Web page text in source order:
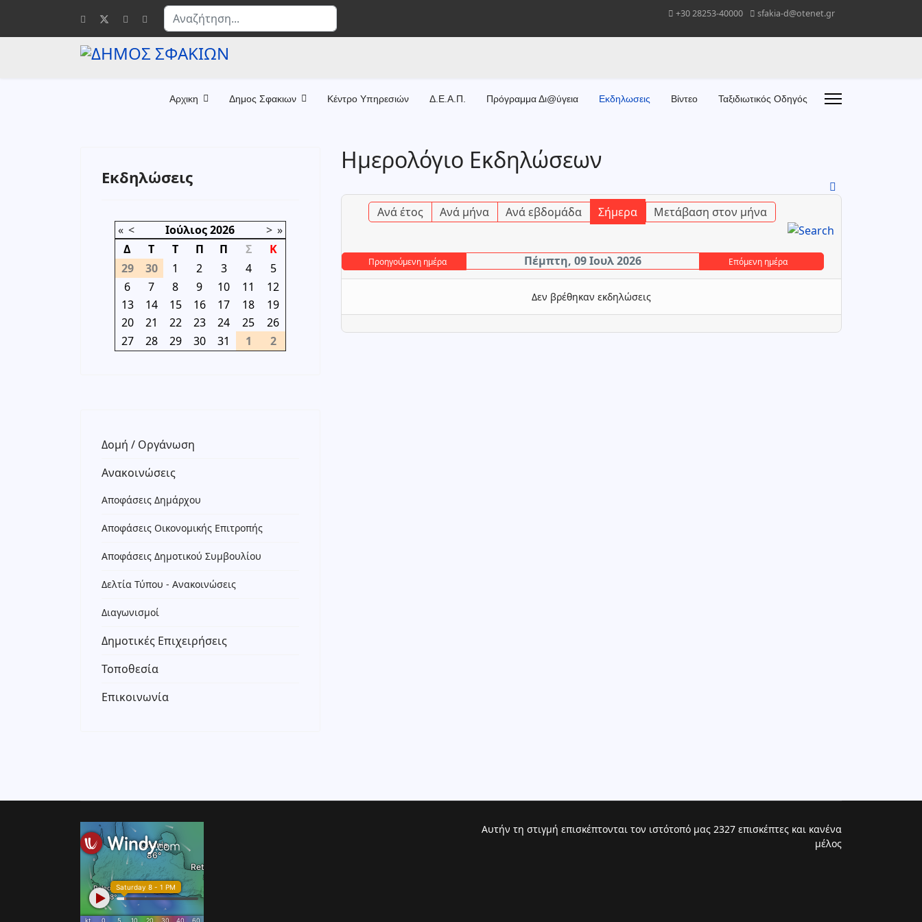
Αναζήτηση... +30 28253-40000 sfakia-d@otenet.gr
Αρχικη Δημος Σφακιων Κέντρο Υπηρεσιών Δ.Ε.Α.Π. Πρόγραμμα Δι@ύγεια Εκδηλωσεις Βίντεο Ταξιδιωτικός Οδηγός
Εκδηλώσεις
« < Ιούλιος2026 > »
Δ
Τ Τ Π Π Σ
Κ
29
30 1 2 3 4
5
6
7 8 9 10 11
12
13
14 15 16 17 18
19
20
21 22 23 24 25
26
27
28 29 30 31 1 2
Δομή / Οργάνωση
Ανακοινώσεις
Αποφάσεις Δημάρχου
Αποφάσεις Οικονομικής Επιτροπής
Αποφάσεις Δημοτικού Συμβουλίου
Δελτία Τύπου - Ανακοινώσεις
Διαγωνισμοί
Δημοτικές Επιχειρήσεις
Τοποθεσία
Επικοινωνία
Ημερολόγιο Εκδηλώσεων
Ανά έτος Ανά μήνα Ανά εβδομάδα Σήμερα Μετάβαση στον μήνα
Προηγούμενη ημέρα Πέμπτη, 09 Ιουλ 2026 Επόμενη ημέρα
Δεν βρέθηκαν εκδηλώσεις
Αυτήν τη στιγμή επισκέπτονται τον ιστότοπό μας 2327 επισκέπτες και κανένα
μέλος